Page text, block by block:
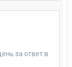
за ответ в